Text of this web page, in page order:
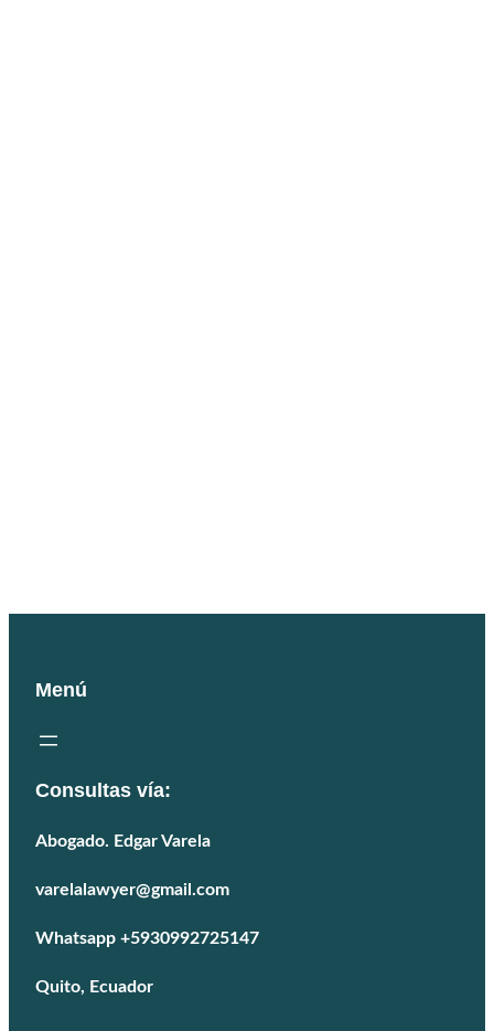
Menú
Consultas vía:
Abogado. Edgar Varela
varelalawyer@gmail.com
Whatsapp +5930992725147
Quito, Ecuador